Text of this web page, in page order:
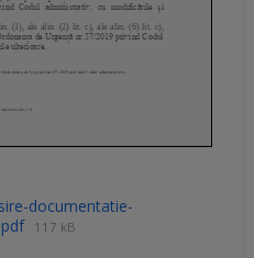
documentatie-
117 kB